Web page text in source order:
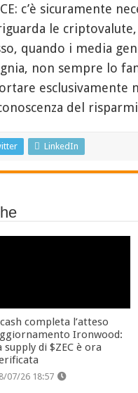
c’è sicuramente
le
quando i media
non sempre lo
esclusivamente
del
LinkedIn
completa l’atteso
Ironwood:
supply di $ZEC è ora
07/26 18:57